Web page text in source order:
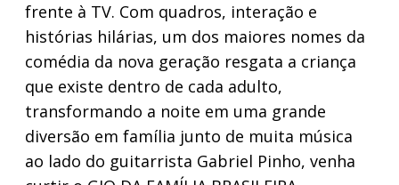
frente à TV. Com quadros, interação e
histórias hilárias, um dos maiores nomes da
comédia da nova geração resgata a criança
que existe dentro de cada adulto,
transformando a noite em uma grande
diversão em família junto de muita música
ao lado do guitarrista Gabriel Pinho, venha